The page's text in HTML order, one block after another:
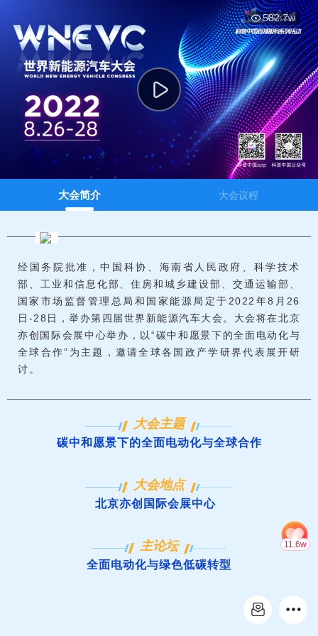
modal
window.
582.7w
大会简介 大会议程
经国务院批准，中国科协、海南省人民政府、科学技术
部、工业和信息化部、住房和城乡建设部、交通运输部、
国家市场监督管理总局和国家能源局定于2022年8月26
日-28日，举办第四届世界新能源汽车大会。大会将在北京
亦创国际会展中心举办，以“碳中和愿景下的全面电动化与
全球合作”为主题，邀请全球各国政产学研界代表展开研
讨。
大会主题
碳中和愿景下的全面电动化与全球合作
大会地点
北京亦创国际会展中心
主论坛
全面电动化与绿色低碳转型
新能源汽车是全球汽车产业绿色发展、转
11.6w